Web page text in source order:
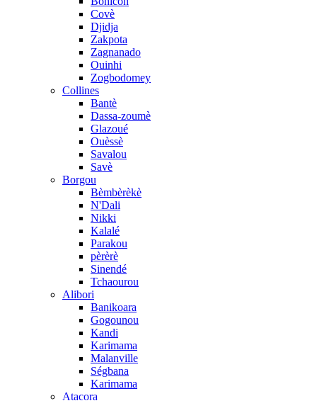
Covè
Djidja
Zakpota
Zagnanado
Ouinhi
Zogbodomey
Collines
Bantè
Dassa-zoumè
Glazoué
Ouèssè
Savalou
Savè
Borgou
Bèmbèrèkè
N'Dali
Nikki
Kalalé
Parakou
pèrèrè
Sinendé
Tchaourou
Alibori
Banikoara
Gogounou
Kandi
Karimama
Malanville
Ségbana
Karimama
Atacora